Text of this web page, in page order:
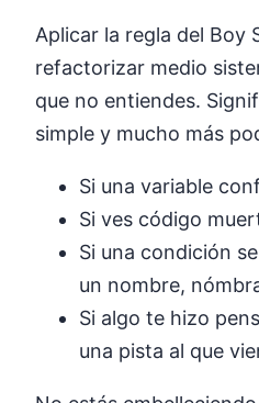
Aplicar la regla del Boy
refactorizar medio
que no entiendes.
simple y mucho más
Si una variable
Si ves código
Si una condición
un nombre,
Si algo te hizo
una pista al que